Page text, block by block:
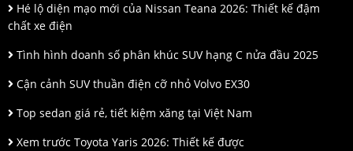
Hé lộ diện mạo mới của Nissan Teana 2026: Thiết kế đậm
chất xe điện
Tình hình doanh số phân khúc SUV hạng C nửa đầu 2025
Cận cảnh SUV thuần điện cỡ nhỏ Volvo EX30
Top sedan giá rẻ, tiết kiệm xăng tại Việt Nam
Xem trước Toyota Yaris 2026: Thiết kế được